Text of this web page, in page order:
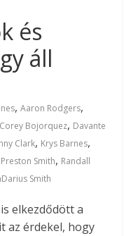
és
áll
,Aaron Rodgers,
Corey Bojorquez, Davante
Clark, Krys Barnes,
Preston Smith, Randall
Smith
elkezdődött a
az érdekel, hogy